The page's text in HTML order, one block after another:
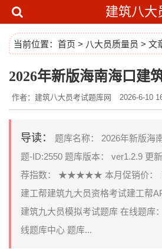
建筑八大
当前位置： 首页 > 八大员质量员 > 文
2026年新版海南海口建
作者：建筑八大员考试题库网 2026-6-10
导读：
题库名称： 2026年新版海
题-ID:2550 题库版本： ver1.2.9 更
荐指数： ★★★★★ 本月促销价： ￥
建工帮建筑九大员资格考试建工帮
建筑九大员模拟考试题库 在线题库
线题库中心 题库...